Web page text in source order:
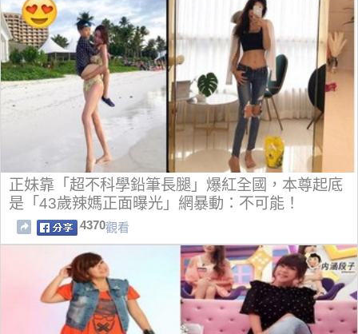
正妹靠「超不科學鉛筆長腿」爆紅全國，本尊起底
是「43歲辣媽正面曝光」網暴動：不可能！
4370觀看